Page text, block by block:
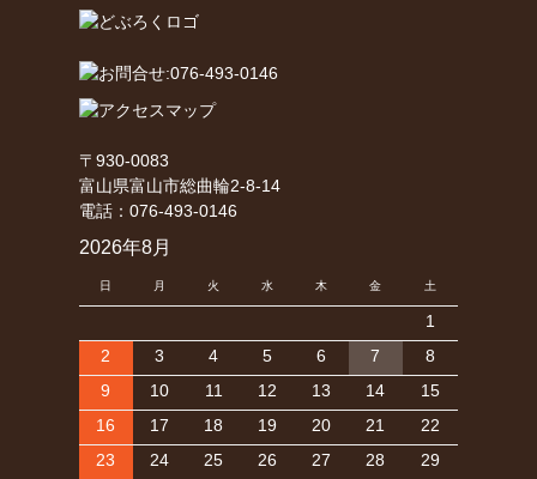
〒930-0083
富山県富山市総曲輪2-8-14
電話：076-493-0146
2026年8月
日 月 火 水 木 金 土
1
2
3 4 5 6 7
8
9
10 11 12 13 14
15
16
17 18 19 20 21
22
23
24 25 26 27 28 29